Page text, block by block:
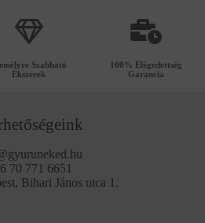
Szabható
Ékszerek
100% Elégedettség
Garancia
70 771 6651
Bihari János utca 1.